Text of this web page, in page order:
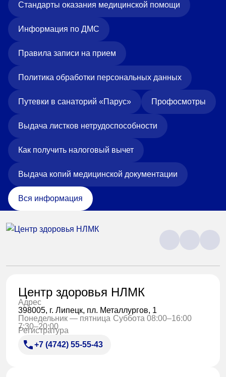
Стандарты оказания медицинской помощи
Информация по ДМС
Правила записи на прием
Политика обработки персональных данных
Путевки в санаторий «Парус» Профосмотры
Выдача листков нетрудоспособности
Как получить налоговый вычет
Выдача копий медицинской документации
Вся информация
Центр здоровья НЛМК
Адрес
398005, г. Липецк, пл. Металлургов, 1
Понедельник — пятница
7:30–20:00
Суббота 08:00–16:00
Регистратура
+7 (4742) 55-55-43